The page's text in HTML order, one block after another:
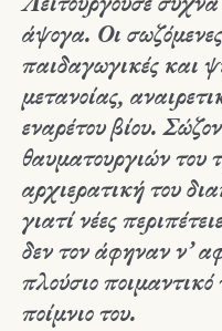
άψογα. Οι
παιδαγωγικές και
μετανοίας,
εναρέτου βίου.
θαυματουργιών του
αρχιερατική του
γιατί νέες
δεν τον άφηναν ν’
πλούσιο
ποίμνιο του.